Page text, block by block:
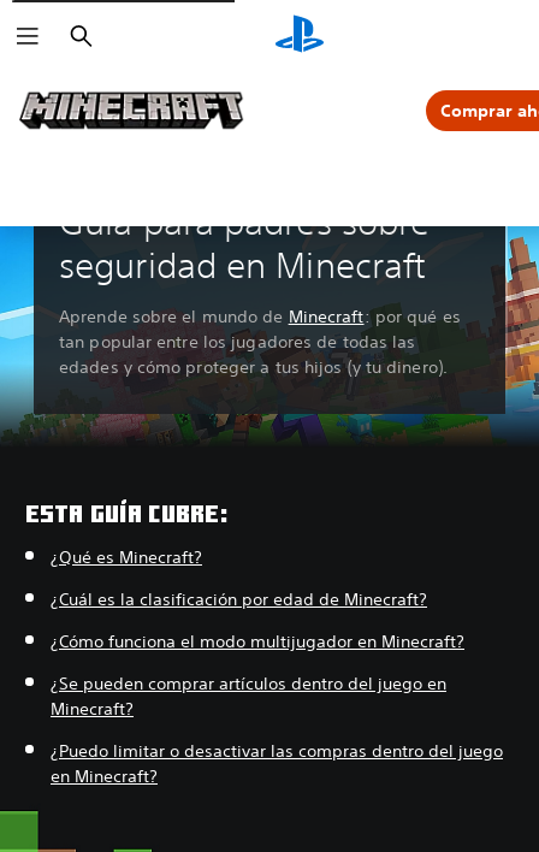
Buscar
Comprar
Guía para padres sobre
seguridad en Minecraft
Aprende sobre el mundo de Minecraft: por qué es
tan popular entre los jugadores de todas las
edades y cómo proteger a tus hijos (y tu dinero).
ESTA GUÍA CUBRE:
¿Qué es Minecraft?
¿Cuál es la clasificación por edad de Minecraft?
¿Cómo funciona el modo multijugador en Minecraft?
¿Se pueden comprar artículos dentro del juego en
Minecraft?
¿Puedo limitar o desactivar las compras dentro del juego
en Minecraft?